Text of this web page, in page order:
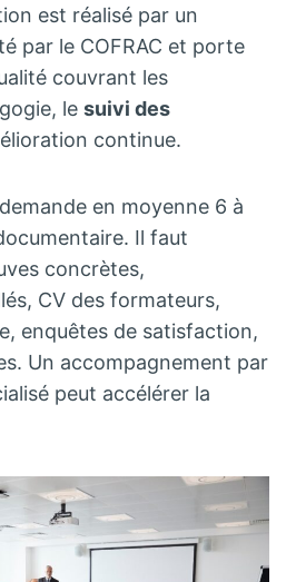
est réalisé par un
par le COFRAC et porte
couvrant les
le suivi des
continue.
en moyenne 6 à
Il faut
concrètes,
CV des formateurs,
enquêtes de satisfaction,
Un accompagnement par
peut accélérer la